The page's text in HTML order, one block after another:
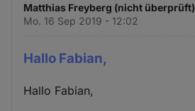
Matthias Freyberg (nicht überprüft)
Mo. 16 Sep 2019 - 12:02
Hallo Fabian,
Hallo Fabian,